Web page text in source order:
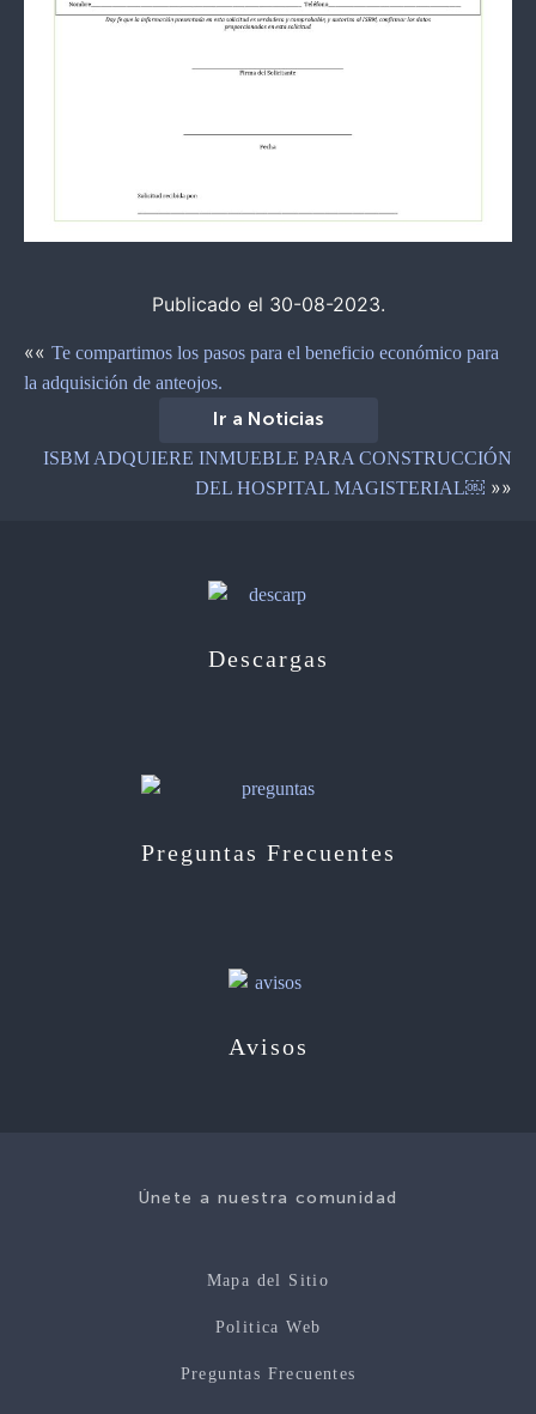
Publicado el 30-08-2023.
«« Te compartimos los pasos para el beneficio económico para
la adquisición de anteojos.
Ir a Noticias
ISBM ADQUIERE INMUEBLE PARA CONSTRUCCIÓN
DEL HOSPITAL MAGISTERIAL￼ »»
Descargas
Preguntas Frecuentes
Avisos
Únete a nuestra comunidad
Mapa del Sitio
Politica Web
Preguntas Frecuentes